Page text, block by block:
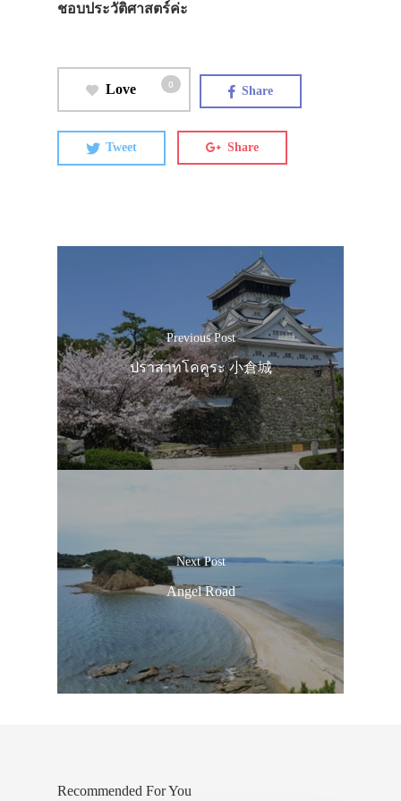
ชอบประวัติศาสตร์ค่ะ
Love 0 Share
Tweet Share
Previous Post
ปราสาทโคคูระ 小倉城
Next Post
Angel Road
Recommended For You